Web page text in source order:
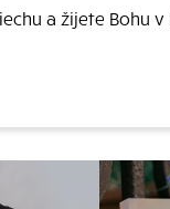
a žijete Bohu